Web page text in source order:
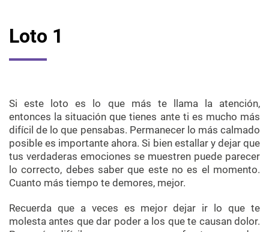
Loto 1
Si este loto es lo que más te llama la atención,
entonces la situación que tienes ante ti es mucho más
difícil de lo que pensabas. Permanecer lo más calmado
posible es importante ahora. Si bien estallar y dejar que
tus verdaderas emociones se muestren puede parecer
lo correcto, debes saber que este no es el momento.
Cuanto más tiempo te demores, mejor.
Recuerda que a veces es mejor dejar ir lo que te
molesta antes que dar poder a los que te causan dolor.